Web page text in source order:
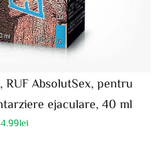
RUF AbsolutSex, pentru
ejaculare, 40 ml
lei